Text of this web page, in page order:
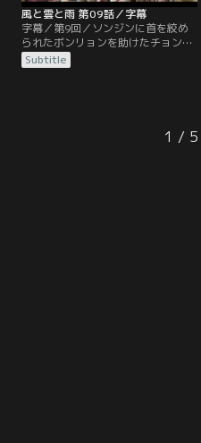
風と雲と雨 第09話／字幕
字幕／第9回／ソンジンに首を絞め
られたボンリョンを助けたチョンジ
ュン。2人は過去のわだかまりを解
き、少し歩みよる。そんな中、子供
王族へ手紙を出して撤去中止を訴え
るが…。そんな折、興宣君が現れ、
Subtitle
1